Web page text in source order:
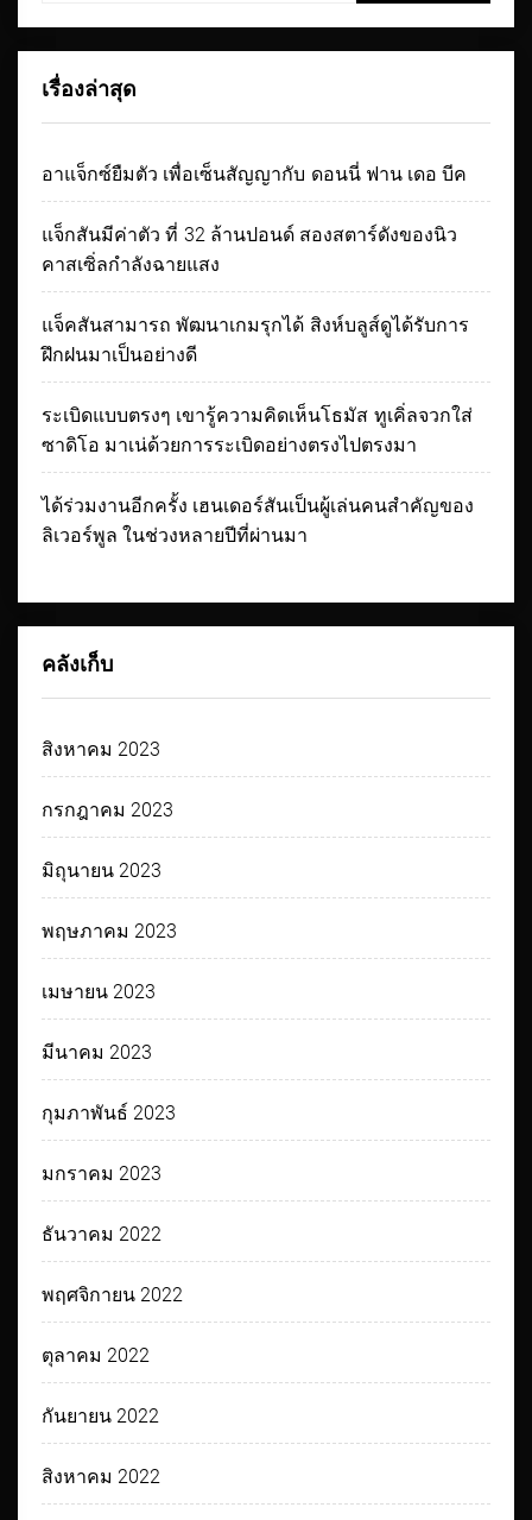
เรื่องล่าสุด
อาแจ็กซ์ยืมตัว เพื่อเซ็นสัญญากับ ดอนนี่ ฟาน เดอ บีค
แจ็กสันมีค่าตัว ที่ 32 ล้านปอนด์ สองสตาร์ดังของนิว
คาสเซิ่ลกำลังฉายแสง
แจ็คสันสามารถ พัฒนาเกมรุกได้ สิงห์บลูส์ดูได้รับการ
ฝึกฝนมาเป็นอย่างดี
ระเบิดแบบตรงๆ เขารู้ความคิดเห็นโธมัส ทูเคิ่ลจวกใส่
ซาดิโอ มาเน่ด้วยการระเบิดอย่างตรงไปตรงมา
ได้ร่วมงานอีกครั้ง เฮนเดอร์สันเป็นผู้เล่นคนสำคัญของ
ลิเวอร์พูล ในช่วงหลายปีที่ผ่านมา
คลังเก็บ
สิงหาคม 2023
กรกฎาคม 2023
มิถุนายน 2023
พฤษภาคม 2023
เมษายน 2023
มีนาคม 2023
กุมภาพันธ์ 2023
มกราคม 2023
ธันวาคม 2022
พฤศจิกายน 2022
ตุลาคม 2022
กันยายน 2022
สิงหาคม 2022